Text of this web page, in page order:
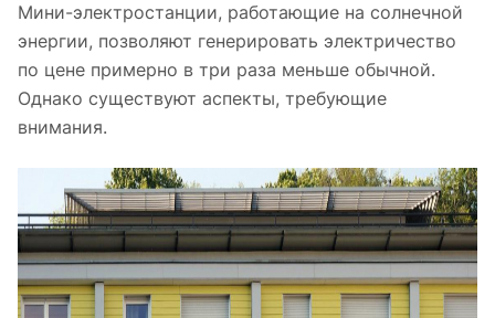
Мини-электростанции, работающие на солнечной
энергии, позволяют генерировать электричество
по цене примерно в три раза меньше обычной.
Однако существуют аспекты, требующие
внимания.